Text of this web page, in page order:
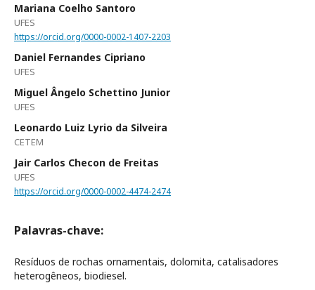
Mariana Coelho Santoro
UFES
https://orcid.org/0000-0002-1407-2203
Daniel Fernandes Cipriano
UFES
Miguel Ângelo Schettino Junior
UFES
Leonardo Luiz Lyrio da Silveira
CETEM
Jair Carlos Checon de Freitas
UFES
https://orcid.org/0000-0002-4474-2474
Palavras-chave:
Resíduos de rochas ornamentais, dolomita, catalisadores
heterogêneos, biodiesel.